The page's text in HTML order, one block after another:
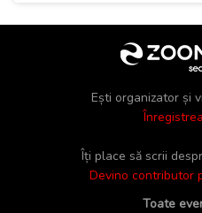
Ești organizator și
Îți place să scrii
Devino contributor
Toate